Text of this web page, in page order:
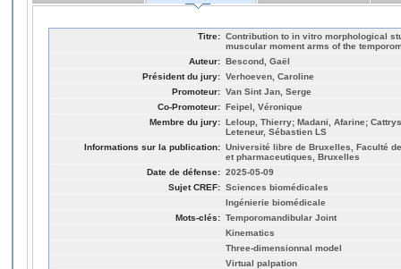
Titre: Contribution to in vitro morphological
muscular moment arms of the
Auteur: Bescond, Gaël
Président du jury: Verhoeven, Caroline
Promoteur: Van Sint Jan, Serge
Co-Promoteur: Feipel, Véronique
Membre du jury: Leloup, Thierry; Madani, Afarine;
Leteneur, Sébastien LS
Informations sur la publication: Université libre de Bruxelles, Faculté
et pharmaceutiques, Bruxelles
Date de défense: 2025-05-09
Sujet CREF: Sciences biomédicales
Ingénierie biomédicale
Mots-clés: Temporomandibular Joint
Kinematics
Three-dimensionnal model
Virtual palpation